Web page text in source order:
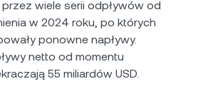
wiele serii odpływów od
w 2024 roku, po których
ponowne napływy.
netto od momentu
55 miliardów USD.